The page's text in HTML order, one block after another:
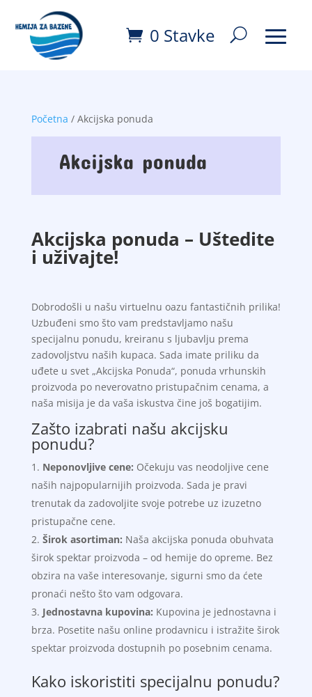
0 Stavke
Početna / Akcijska ponuda
Akcijska ponuda
Akcijska ponuda – Uštedite
i uživajte!
Dobrodošli u našu virtuelnu oazu fantastičnih prilika!
Uzbuđeni smo što vam predstavljamo našu
specijalnu ponudu, kreiranu s ljubavlju prema
zadovoljstvu naših kupaca. Sada imate priliku da
uđete u svet „Akcijska Ponuda“, ponuda vrhunskih
proizvoda po neverovatno pristupačnim cenama, a
naša misija je da vaša iskustva čine još bogatijim.
Zašto izabrati našu akcijsku
ponudu?
Neponovljive cene: Očekuju vas neodoljive cene
naših najpopularnijih proizvoda. Sada je pravi
trenutak da zadovoljite svoje potrebe uz izuzetno
pristupačne cene.
Širok asortiman: Naša akcijska ponuda obuhvata
širok spektar proizvoda – od hemije do opreme. Bez
obzira na vaše interesovanje, sigurni smo da ćete
pronaći nešto što vam odgovara.
Jednostavna kupovina: Kupovina je jednostavna i
brza. Posetite našu online prodavnicu i istražite širok
spektar proizvoda dostupnih po posebnim cenama.
Kako iskoristiti specijalnu ponudu?